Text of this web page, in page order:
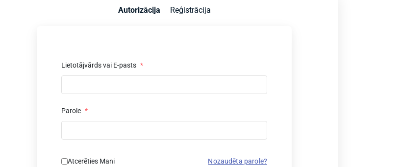
Autorizācija Reģistrācija
Lietotājvārds vai E-pasts *
Parole *
Atcerēties Mani Nozaudēta parole?